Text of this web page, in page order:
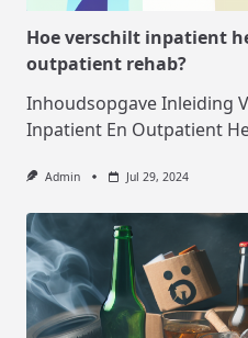
Hoe verschilt inpatient
outpatient rehab?
Inhoudsopgave Inleiding
Inpatient En Outpatient
Admin Jul 29, 2024